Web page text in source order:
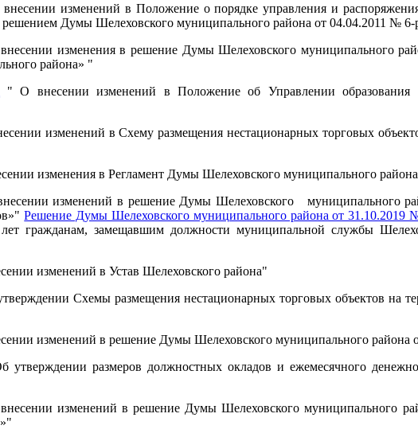
изменений в Положение о порядке управления и
Думы Шелеховского муниципального района от 04.04.2011 № 6-
изменения в решение Думы Шелеховского муниципального
района» "
" О внесении изменений в Положение об Управлении образования
изменений в Схему размещения нестационарных торговых
изменения в Регламент Думы Шелеховского муниципального
изменений в решение Думы Шелеховского муниципального
Решение Думы Шелеховского муниципального района от 31.10.2019
гражданам, замещавшим должности муниципальной службы
изменений в Устав Шелеховского района"
Схемы размещения нестационарных торговых объектов на
изменений в решение Думы Шелеховского муниципального района
утверждении размеров должностных окладов и ежемесячного
изменений в решение Думы Шелеховского муниципального